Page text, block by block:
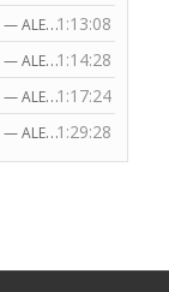
— ALEKSANDRS BITE 1:13:08
— ALEKSANDRS BITE 1:14:28
— ALEKSANDRS BITE 1:17:24
— ALEKSANDRS BITE 1:29:28